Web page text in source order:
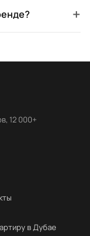
+
12 000+
в Дубае